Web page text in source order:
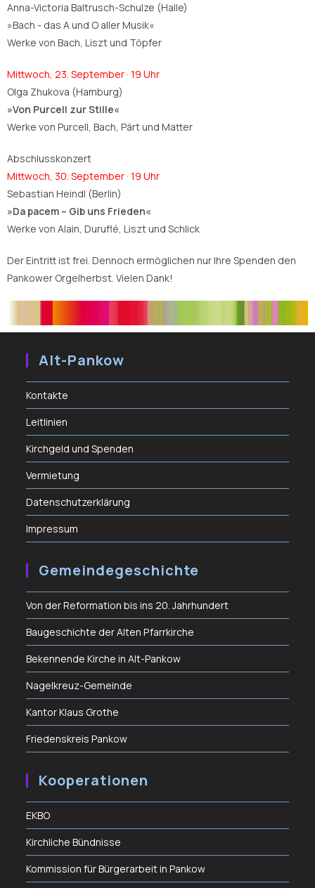
Anna-Victoria Baltrusch-Schulze (Halle)
»Bach - das A und O aller Musik«
Werke von Bach, Liszt und Töpfer
Mittwoch, 23. September · 19 Uhr
Olga Zhukova (Hamburg)
»Von Purcell zur Stille«
Werke von Purcell, Bach, Pärt und Matter
Abschlusskonzert
Mittwoch, 30. September · 19 Uhr
Sebastian Heindl (Berlin)
»Da pacem – Gib uns Frieden«
Werke von Alain, Duruflé, Liszt und Schlick
Der Eintritt ist frei. Dennoch ermöglichen nur Ihre Spenden den
Pankower Orgelherbst. Vielen Dank!
Alt-Pankow
Kontakte
Leitlinien
Kirchgeld und Spenden
Vermietung
Datenschutzerklärung
Impressum
Gemeindegeschichte
Von der Reformation bis ins 20. Jahrhundert
Baugeschichte der Alten Pfarrkirche
Bekennende Kirche in Alt-Pankow
Nagelkreuz-Gemeinde
Kantor Klaus Grothe
Friedenskreis Pankow
Kooperationen
EKBO
Kirchliche Bündnisse
Kommission für Bürgerarbeit in Pankow